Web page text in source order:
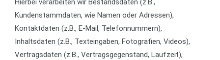
Hierbei verarbeiten wir Bestandsdaten (z.B.,
Kundenstammdaten, wie Namen oder Adressen),
Kontaktdaten (z.B., E-Mail, Telefonnummern),
Inhaltsdaten (z.B., Texteingaben, Fotografien, Videos),
Vertragsdaten (z.B., Vertragsgegenstand, Laufzeit),